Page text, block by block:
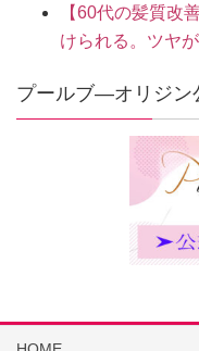
【60代の髪質改
けられる。ツヤ
プールブ―オリジン